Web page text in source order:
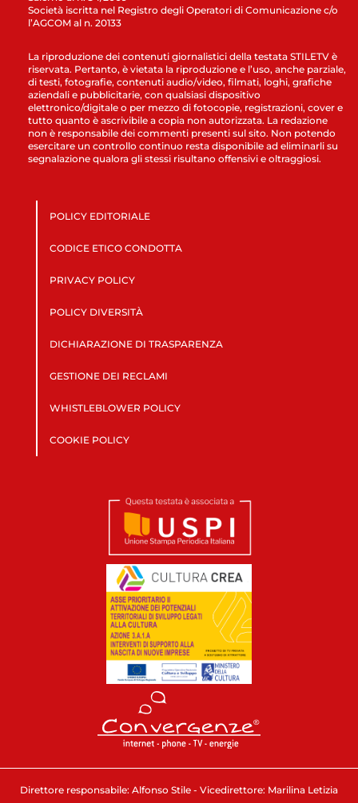
Società iscritta nel Registro degli Operatori di Comunicazione c/o
l’AGCOM al n. 20133
La riproduzione dei contenuti giornalistici della testata STILETV è
riservata. Pertanto, è vietata la riproduzione e l’uso, anche parziale,
di testi, fotografie, contenuti audio/video, filmati, loghi, grafiche
aziendali e pubblicitarie, con qualsiasi dispositivo
elettronico/digitale o per mezzo di fotocopie, registrazioni, cover e
tutto quanto è ascrivibile a copia non autorizzata. La redazione
non è responsabile dei commenti presenti sul sito. Non potendo
esercitare un controllo continuo resta disponibile ad eliminarli su
segnalazione qualora gli stessi risultano offensivi e oltraggiosi.
POLICY EDITORIALE
CODICE ETICO CONDOTTA
PRIVACY POLICY
POLICY DIVERSITÀ
DICHIARAZIONE DI TRASPARENZA
GESTIONE DEI RECLAMI
WHISTLEBLOWER POLICY
COOKIE POLICY
Direttore responsabile: Alfonso Stile - Vicedirettore: Marilina Letizia